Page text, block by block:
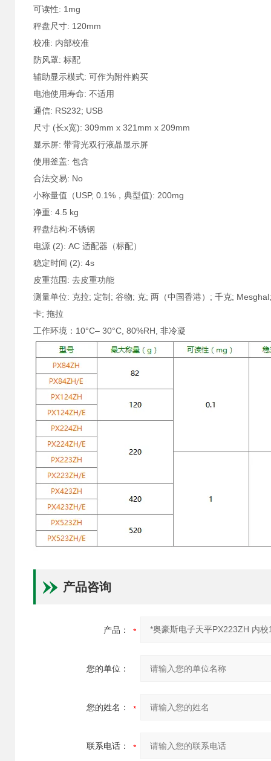
可读性: 1mg
秤盘尺寸: 120mm
校准: 内部校准
防风罩: 标配
辅助显示模式: 可作为附件购买
电池使用寿命: 不适用
通信: RS232; USB
尺寸 (长x宽): 309mm x 321mm x 209mm
显示屏: 带背光双行液晶显示屏
使用釜盖: 包含
合法交易: No
小称量值（USP, 0.1%，典型值): 200mg
净重: 4.5 kg
秤盘结构:不锈钢
电源 (2): AC 适配器（标配）
稳定时间 (2): 4s
皮重范围: 去皮重功能
测量单位: 克拉; 定制; 谷物; 克; 两（中国香港）; 千克;
卡; 拖拉
工作环境：10°C– 30°C, 80%RH, 非冷凝
产品咨询
产品：
您的单位：
您的姓名：
联系电话：